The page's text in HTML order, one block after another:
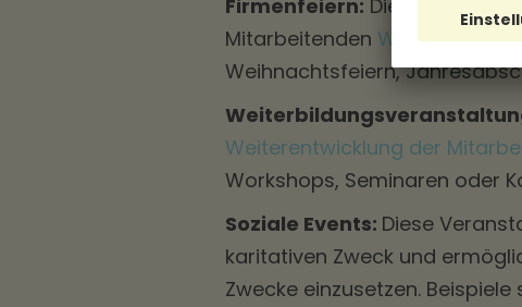
Firmenfeiern: Diese Events
Mitarbeitenden
Weihnachtsfeiern,
Weiterentwicklung der
Workshops, Seminaren oder
Soziale Events: Diese
karitativen Zweck und
Zwecke einzusetzen.